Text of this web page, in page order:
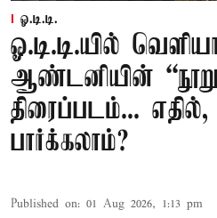
ஓ.டி.டி.
ஓ.டி.டி.யில்
ஆண்டனியின் “நூறு
திரைப்படம்...
பார்க்கலாம்?
Published on: 01 Aug 2026, 1:13 pm